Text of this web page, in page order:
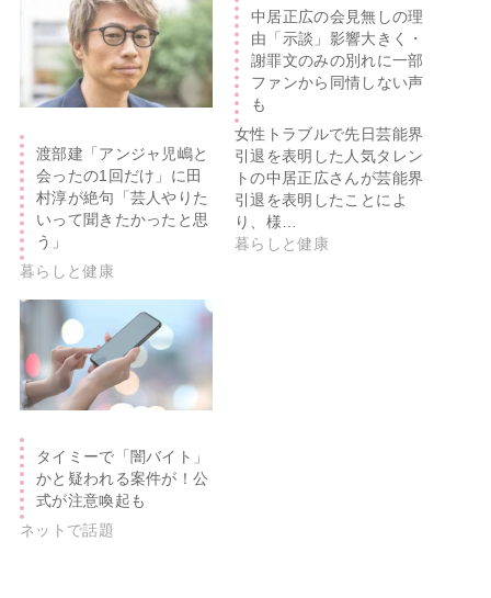
渡部建「アンジャ児嶋と
会ったの1回だけ」に田
村淳が絶句「芸人やりた
いって聞きたかったと思
う」
暮らしと健康
中居正広の会見無しの理
由「示談」影響大きく・
謝罪文のみの別れに一部
ファンから同情しない声
も
女性トラブルで先日芸能界
引退を表明した人気タレン
トの中居正広さんが芸能界
引退を表明したことによ
り、様…
暮らしと健康
タイミーで「闇バイト」
かと疑われる案件が！公
式が注意喚起も
ネットで話題